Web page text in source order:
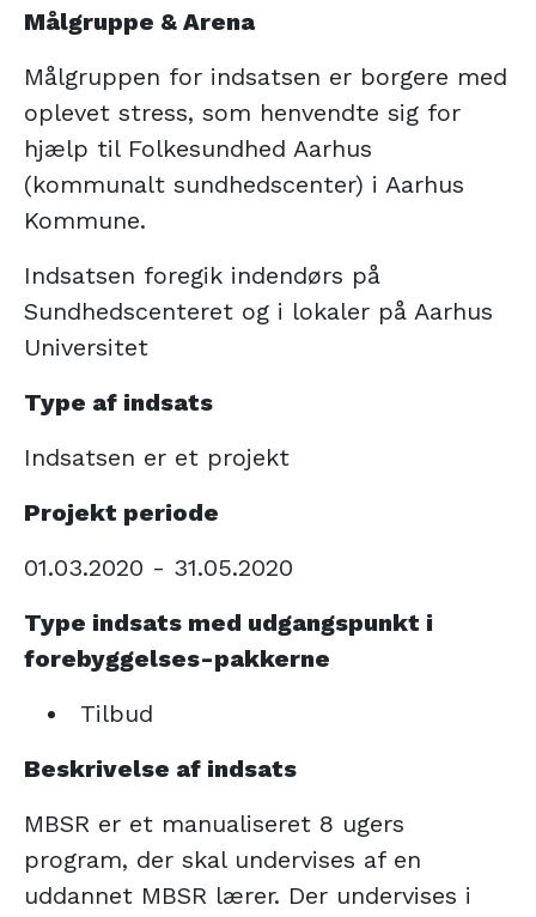
Målgruppe & Arena
Målgruppen for indsatsen er borgere med
oplevet stress, som henvendte sig for
hjælp til Folkesundhed Aarhus
(kommunalt sundhedscenter) i Aarhus
Kommune.
Indsatsen foregik indendørs på
Sundhedscenteret og i lokaler på Aarhus
Universitet
Type af indsats
Indsatsen er et projekt
Projekt periode
01.03.2020 - 31.05.2020
Type indsats med udgangspunkt i
forebyggelses-pakkerne
Tilbud
Beskrivelse af indsats
MBSR er et manualiseret 8 ugers
program, der skal undervises af en
uddannet MBSR lærer. Der undervises i